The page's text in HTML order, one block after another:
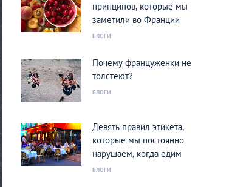
принципов, которые мы
заметили во Франции
БЛОГИ
Почему француженки не
толстеют?
БЛОГИ
Девять правил этикета,
которые мы постоянно
нарушаем, когда едим
БЛОГИ